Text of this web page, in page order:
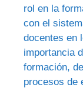
rol en la
con el
docentes en
importancia
formación,
procesos de